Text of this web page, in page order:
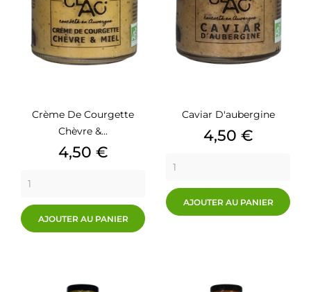
Crème De Courgette
Chèvre &...
Prix
4,50 €
AJOUTER AU PANIER
Caviar D'aubergine
Prix
4,50 €
AJOUTER AU PANIER